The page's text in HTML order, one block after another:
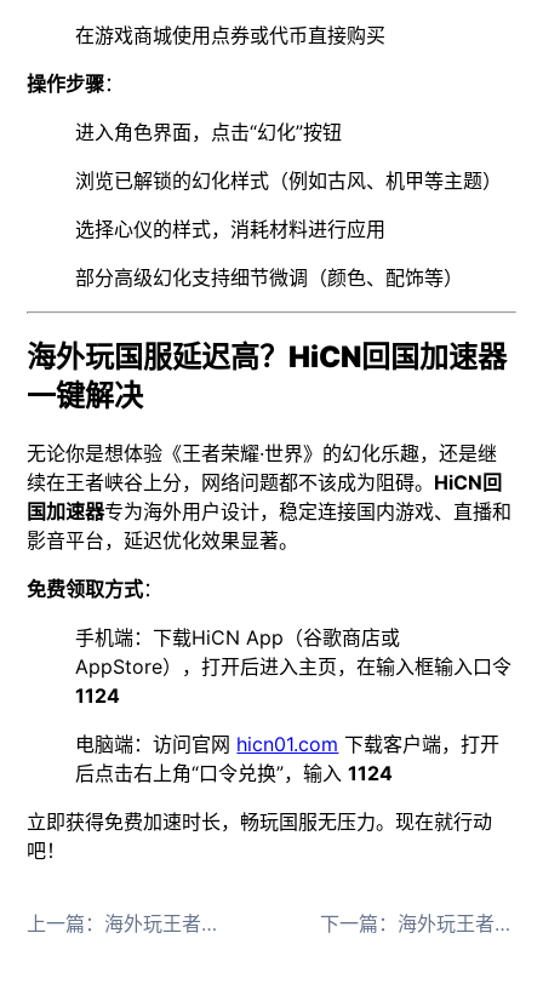
在游戏商城使用点券或代币直接购买
操作步骤：
进入角色界面，点击“幻化”按钮
浏览已解锁的幻化样式（例如古风、机甲等主题）
选择心仪的样式，消耗材料进行应用
部分高级幻化支持细节微调（颜色、配饰等）
海外玩国服延迟高？HiCN回国加速器
一键解决
无论你是想体验《王者荣耀·世界》的幻化乐趣，还是继
续在王者峡谷上分，网络问题都不该成为阻碍。 HiCN回
国加速器专为海外用户设计，稳定连接国内游戏、直播和
影音平台，延迟优化效果显著。
免费领取方式：
手机端：下载HiCN App（谷歌商店或
AppStore），打开后进入主页，在输入框输入口令
1124
电脑端：访问官网 hicn01.com 下载客户端，打开
后点击右上角“口令兑换”，输入1124
立即获得免费加速时长，畅玩国服无压力。现在就行动
吧！
上一篇： 海外玩王者荣耀世界公测卡顿？HiCN回国加速器助你流畅体验 下一篇： 海外玩王者荣耀世界染色礼盒搭配HiCN回国加速器畅享流畅体验